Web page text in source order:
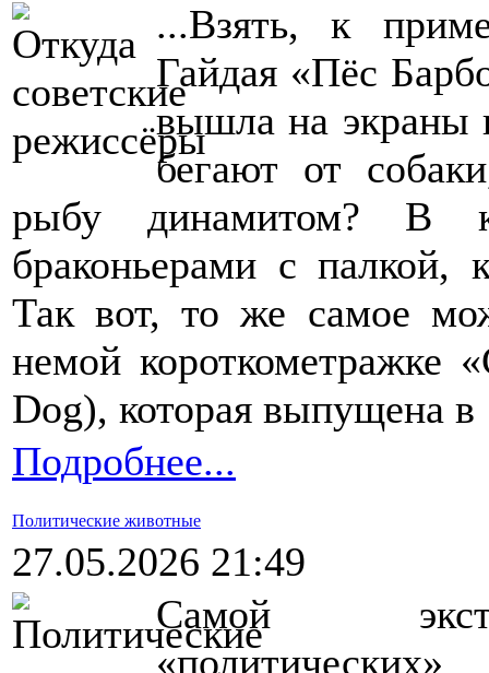
...Взять, к
Гайдая «Пёс
вышла на экраны
бегают от
рыбу динамитом? В
браконьерами с палкой,
Так вот, то же самое
немой короткометражке
Dog), которая выпущена в
Подробнее...
Политические животные
27.05.2026 21:49
Самой